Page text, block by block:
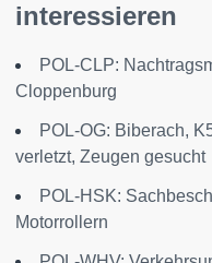
interessieren
POL-CLP:
Cloppenburg
POL-OG: Biberach,
verletzt, Zeugen gesucht
POL-HSK:
Motorrollern